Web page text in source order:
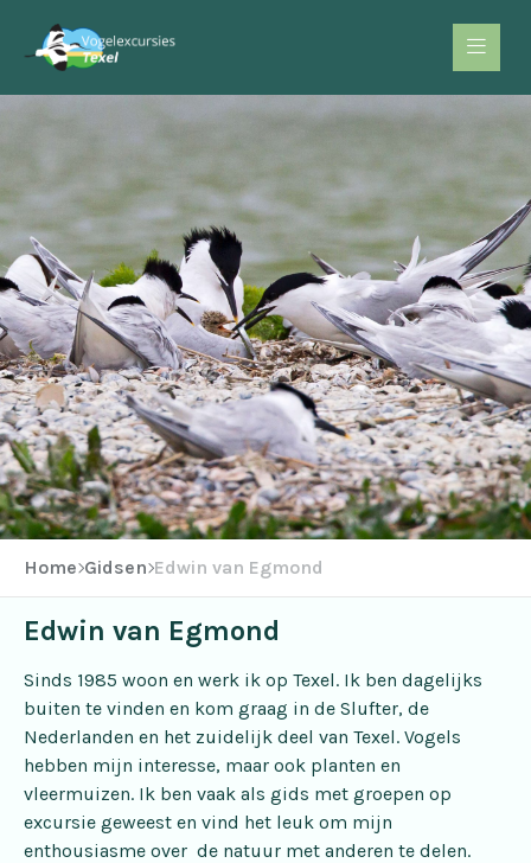
Home Gidsen Edwin van Egmond
Edwin van Egmond
Sinds 1985 woon en werk ik op Texel. Ik ben dagelijks
buiten te vinden en kom graag in de Slufter, de
Nederlanden en het zuidelijk deel van Texel. Vogels
hebben mijn interesse, maar ook planten en
vleermuizen. Ik ben vaak als gids met groepen op
excursie geweest en vind het leuk om mijn
enthousiasme over de natuur met anderen te delen.